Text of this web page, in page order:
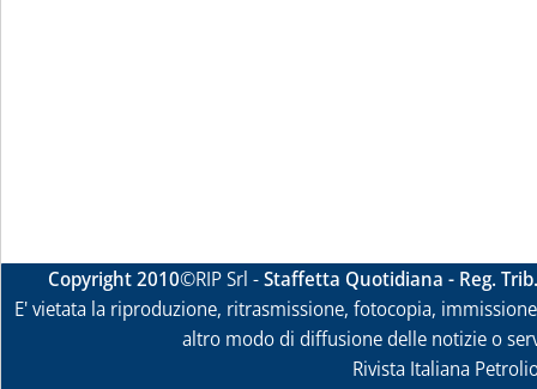
Copyright 2010©RIP Srl -Staffetta Quotidiana - Reg.
E' vietata la riproduzione, ritrasmissione, fotocopia,
altro modo di diffusione delle notizie o
Rivista Italiana